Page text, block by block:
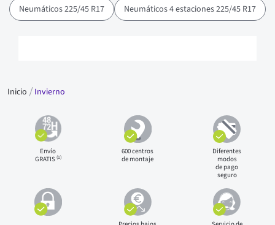
Neumáticos 225/45 R17 Neumáticos 4 estaciones 225/45 R17
Inicio Invierno
Envío
GRATIS(1)
600 centros
de montaje
Diferentes
modos
de pago
seguro